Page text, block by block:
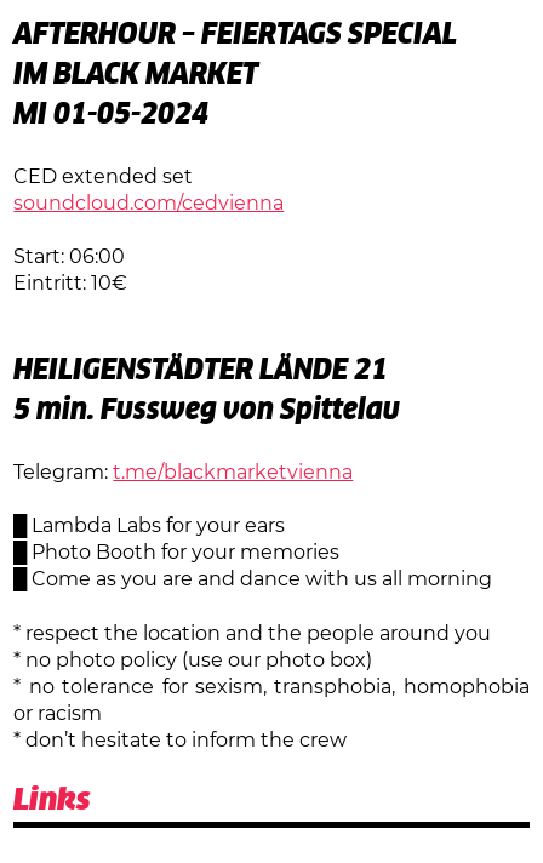
AFTERHOUR – FEIERTAGS SPECIAL
IM BLACK MARKET
MI 01-05-2024
CED extended set
soundcloud.com/cedvienna
Start: 06:00
Eintritt: 10€
HEILIGENSTÄDTER LÄNDE 21
5 min. Fussweg von Spittelau
Telegram:t.me/blackmarketvienna
█ Lambda Labs for your ears
█ Photo Booth for your memories
█ Come as you are and dance with us all morning
* respect the location and the people around you
* no photo policy (use our photo box)
* no tolerance for sexism, transphobia, homophobia
or racism
* don’t hesitate to inform the crew
Links